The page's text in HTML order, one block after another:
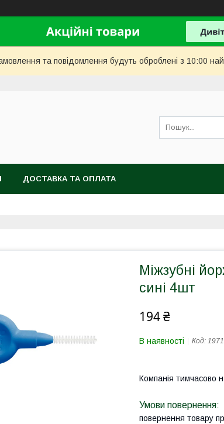
та повідомлення будуть оброблені з 10:00
ДОСТАВКА ТА ОПЛАТА
Міжзубні
сині 4шт
194 ₴
В наявності Код: 1971
Компанія тимчасово
повернення товару